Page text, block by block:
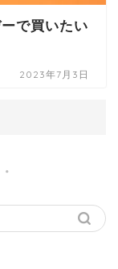
で買いたい
2023年7月3日